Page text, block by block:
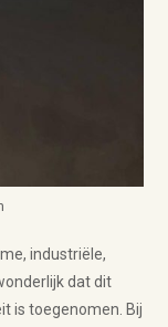
industriële,
dat dit
is toegenomen. Bij